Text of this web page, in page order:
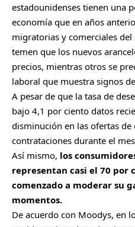
estadounidenses tienen una
economía que en años
migratorias y comerciales
temen que los nuevos
precios, mientras otros se
laboral que muestra signos
A pesar de que la tasa de
bajo 4,1 por ciento datos
disminución en las ofertas de
contrataciones durante el
Así mismo, los
representan casi el 70 por
comenzado a moderar su
momentos.
De acuerdo con Moodys, en